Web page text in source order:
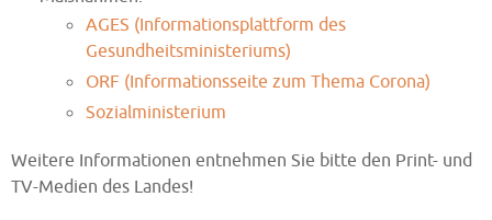
AGES (Informationsplattform des
Gesundheitsministeriums)
ORF (Informationsseite zum Thema Corona)
Sozialministerium
Weitere Informationen entnehmen Sie bitte den Print- und
TV-Medien des Landes!